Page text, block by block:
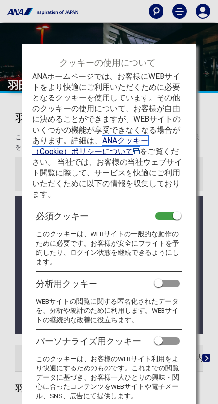
羽田空港国際線
羽田空港国際線からの発着
このページでは、東京国際空港から目的地までの役立つ情報
をご紹介します。
お知らせ
ください
日本入国・帰国時には、Visit Japan Web（入国・
帰国審査と税関申告のオンライン手続きサービス）
をご利用ください。
ペットをお預けのお客様または植物等の輸出にあた
り手続きが必要なお客様で、羽田空港よりご出発の
での検疫手続きが必要となります。第２ターミナル
よりご出発のお客様も第３ターミナルにお立ち寄り
いただき手続きが必要となります。
空港ガイド 都市情報・空港アクセス ご案内
羽田空港国際線ガイド
クッキーの使用について
ANAホームページでは、お客様にWEBサイ
トをより快適にご利用いただくために必要
となるクッキーを使用しています。その他
のクッキーの使用について、お客様が自由
に決めることができますが、WEBサイトの
いくつかの機能が享受できなくなる場合が
あります。詳細は、 ANAクッキー
（Cookie）ポリシーについて
をご覧くだ
さい。 当社では、お客様の当社ウェブサイ
ト閲覧に際して、サービスを快適にご利用
いただくために以下の情報を収集しており
ます。
必須クッキー
このクッキーは、WEBサイトの一般的な動作の
ために必要です。お客様が安全にフライトを予
約したり、ログイン状態を継続できるようにし
ます。
分析用クッキー
WEBサイトの閲覧に関する匿名化されたデータ
を、分析や統計のために利用します。WEBサイ
トの継続的な改善に役立ちます。
パーソナライズ用クッキー
このクッキーは、お客様のWEBサイト利用をよ
り快適にするためのものです。これまでの閲覧
データに基づき、お客様一人ひとりの興味・関
心に合ったコンテンツをWEBサイトや電子メー
ル、SNS、広告にて提供します。